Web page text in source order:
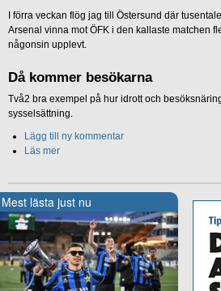
I förra veckan flög jag till Östersund där
Arsenal vinna mot ÖFK i den kallaste matchen
någonsin upplevt.
Då kommer besökarna
Två2 bra exempel på hur idrott och
sysselsättning.
Lägg till ny kommentar
Läs mer
Mest lästa just nu